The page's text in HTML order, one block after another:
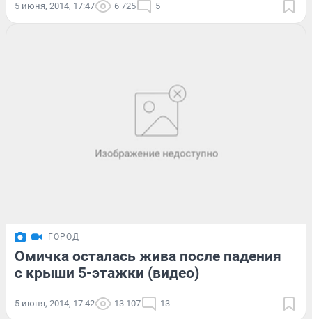
5 июня, 2014, 17:47 6 725 5
ГОРОД
Омичка осталась жива после падения
с крыши 5-этажки (видео)
5 июня, 2014, 17:42 13 107 13